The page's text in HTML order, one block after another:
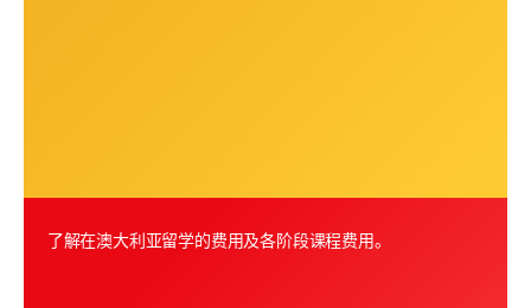
了解在澳大利亚留学的费用及各阶段课程费用。